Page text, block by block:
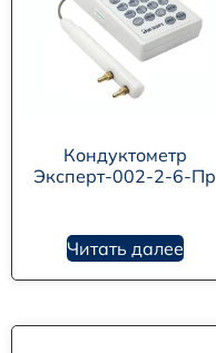
Кондуктометр
Эксперт-002-2-6-Пр
Читать далее